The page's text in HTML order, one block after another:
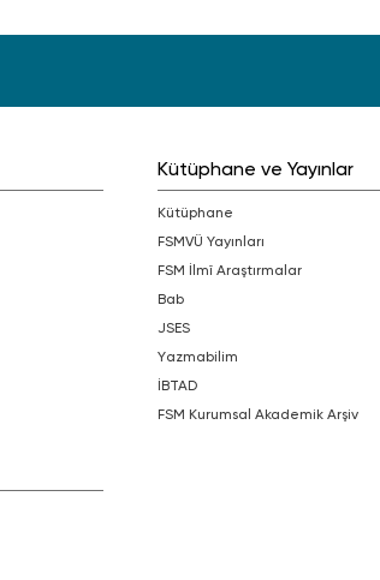
Kütüphane ve Yayınlar
Kütüphane
FSMVÜ Yayınları
FSM İlmî Araştırmalar
bab
JSES
Yazmabilim
İBTAD
FSM Kurumsal Akademik Arşiv